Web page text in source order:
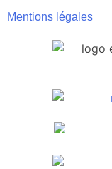
Mentions légales